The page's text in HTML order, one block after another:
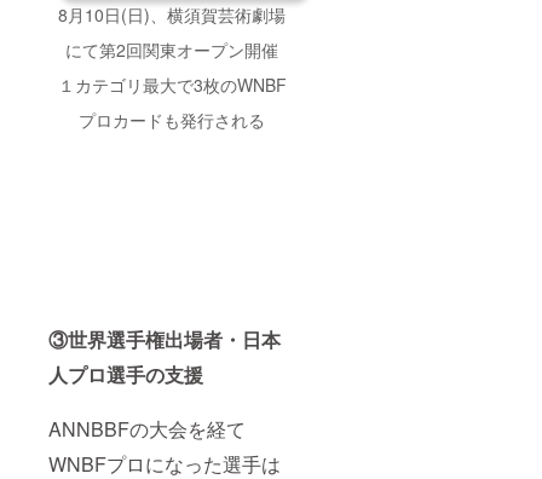
8月10日(日)、横須賀芸術劇場
にて第2回関東オープン開催
１カテゴリ最大で3枚のWNBF
プロカードも発行される
③世界選手権出場者・日本
人プロ選手の支援
ANNBBFの大会を経て
WNBFプロになった選手は